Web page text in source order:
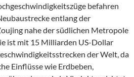
befahren
entlang der
nahe der südlichen Metropole
ist mit 15 Milliarden US-Dollar
der Welt, da
Einflüsse wie Erdbeben,